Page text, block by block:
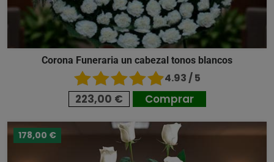
Corona Funeraria un cabezal tonos blancos
4.93 / 5
223,00 € Comprar
178,00 €